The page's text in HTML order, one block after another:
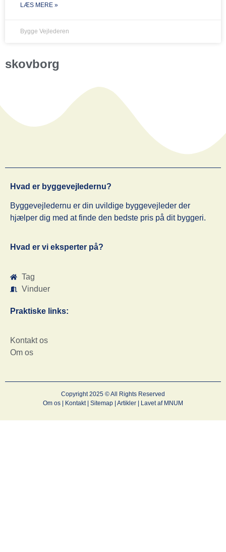
LÆS MERE »
Bygge Vejlederen
skovborg
Hvad er byggevejledernu?
Byggevejledernu er din uvildige byggevejleder der
hjælper dig med at finde den bedste pris på dit byggeri.
Hvad er vi eksperter på?
Tag
Vinduer
Praktiske links:
Kontakt os
Om os
Copyright 2025 © All Rights Reserved
Om os
Kontakt| Sitemap Artikler | Lavet af MNUM